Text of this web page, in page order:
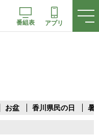
番組表 アプリ
お盆 香川県民の日 暑